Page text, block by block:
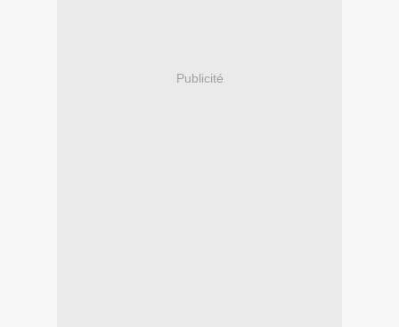
Publicité